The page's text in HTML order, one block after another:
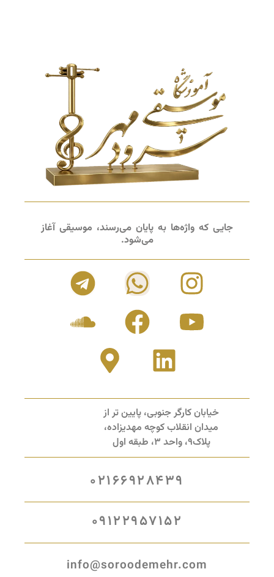
جایی که واژه‌ها به پایان می‌رسند، موسیقی آغاز
می‌شود.
خیابان کارگر جنوبی، پایین تر از
میدان انقلاب کوچه مهدیزاده،
پلاک9، واحد 3، طبقه اول
02166928439
09122957152
info@soroodemehr.com